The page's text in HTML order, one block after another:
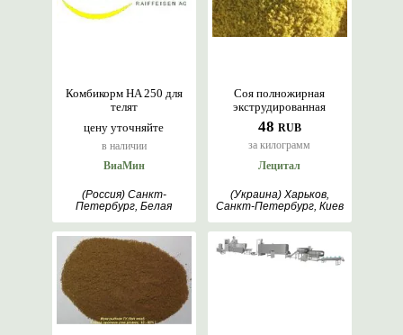
цену уточняйте
в наличии
Комбикорм HA 250 для
телят
ВиаМин
(Россия) Санкт-
Петербург, Белая
Москва, Оренбург,
Курган
48 RUB
за килограмм
Соя полножирная
экструдированная
Лецитал
(Украина) Харьков,
Санкт-Петербург, Киев